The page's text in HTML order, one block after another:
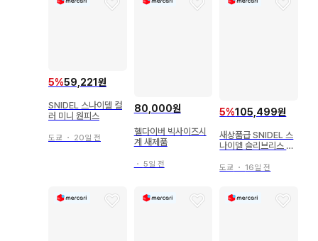
5%59,221원
SNIDEL 스나이델 컬
러 미니 원피스
도쿄 ・ 20일 전
80,000원
헬다이버 빅사이즈시
계 새제품
・ 5일 전
5%105,499원
새상품급 SNIDEL 스
나이델 슬리브리스 프
도쿄 ・ 16일 전